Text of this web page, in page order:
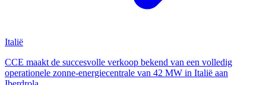
Italië
CCE maakt de succesvolle verkoop bekend van een volledig
operationele zonne-energiecentrale van 42 MW in Italië aan